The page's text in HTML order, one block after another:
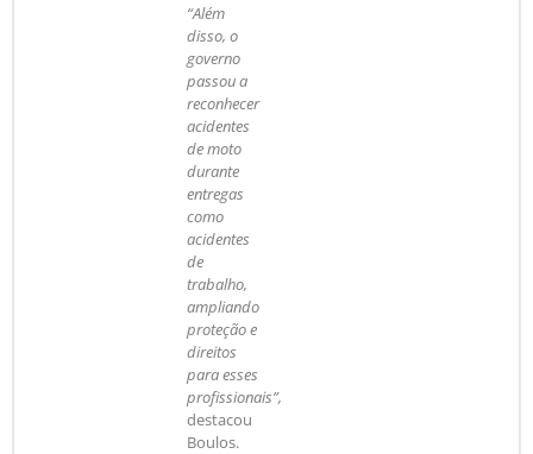
“Além
disso, o
governo
passou a
reconhecer
acidentes
de moto
durante
entregas
como
acidentes
de
trabalho,
ampliando
proteção e
direitos
para esses
profissionais”,
destacou
Boulos.